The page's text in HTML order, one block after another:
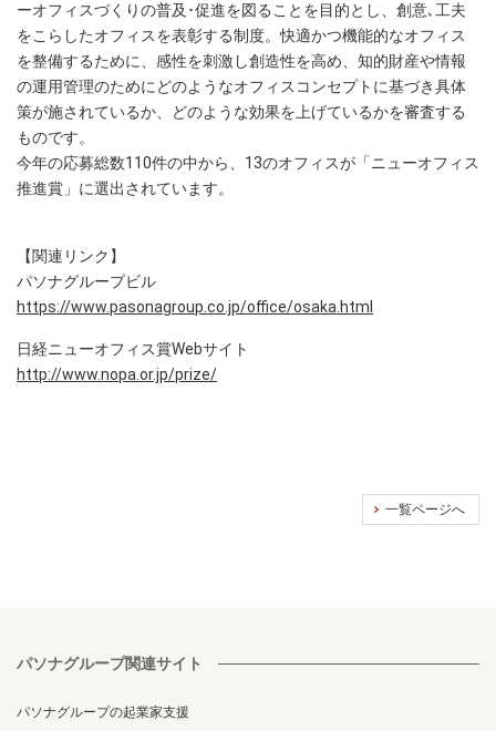
ーオフィスづくりの普及･促進を図ることを目的とし、創意､工夫
をこらしたオフィスを表彰する制度。快適かつ機能的なオフィス
を整備するために、感性を刺激し創造性を高め、知的財産や情報
の運用管理のためにどのようなオフィスコンセプトに基づき具体
策が施されているか、どのような効果を上げているかを審査する
ものです。
今年の応募総数110件の中から、13のオフィスが「ニューオフィス
推進賞」に選出されています。
【関連リンク】
パソナグループビル
https://www.pasonagroup.co.jp/office/osaka.html
日経ニューオフィス賞Webサイト
http://www.nopa.or.jp/prize/
一覧ページへ
パソナグループ関連サイト
パソナグループの起業家支援